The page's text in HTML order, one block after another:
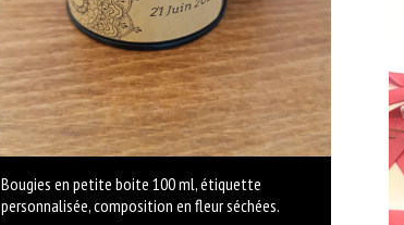
Bougies en petite boite 100 ml, étiquette
personnalisée, composition en fleur séchées.